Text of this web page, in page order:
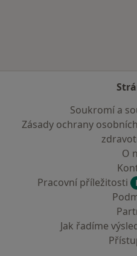
Soukromí a
Zásady ochrany
O
Pracovní příležitosti
Jak řadíme